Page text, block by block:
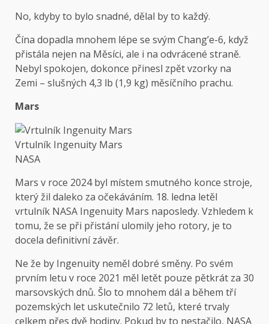
No, kdyby to bylo snadné, dělal by to každý.
Čína dopadla mnohem lépe se svým Chang’e-6, když
přistála nejen na Měsíci, ale i na odvrácené straně.
Nebyl spokojen, dokonce přinesl zpět vzorky na
Zemi – slušných 4,3 lb (1,9 kg) měsíčního prachu.
Mars
Vrtulník Ingenuity Mars
NASA
Mars v roce 2024 byl místem smutného konce stroje,
který žil daleko za očekáváním. 18. ledna letěl
vrtulník NASA Ingenuity Mars naposledy. Vzhledem k
tomu, že se při přistání ulomily jeho rotory, je to
docela definitivní závěr.
Ne že by Ingenuity neměl dobré směny. Po svém
prvním letu v roce 2021 měl letět pouze pětkrát za 30
marsovských dnů. Šlo to mnohem dál a během tří
pozemských let uskutečnilo 72 letů, které trvaly
celkem přes dvě hodiny. Pokud by to nestačilo, NASA